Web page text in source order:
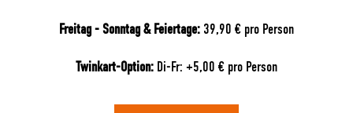
Freitag - Sonntag & Feiertage: 39,90 € pro Person
Twinkart-Option: Di-Fr: +5,00 € pro Person